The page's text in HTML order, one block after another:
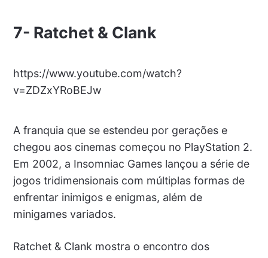
7- Ratchet & Clank
https://www.youtube.com/watch?
v=ZDZxYRoBEJw
A franquia que se estendeu por gerações e
chegou aos cinemas começou no PlayStation 2.
Em 2002, a Insomniac Games lançou a série de
jogos tridimensionais com múltiplas formas de
enfrentar inimigos e enigmas, além de
minigames variados.
Ratchet & Clank mostra o encontro dos